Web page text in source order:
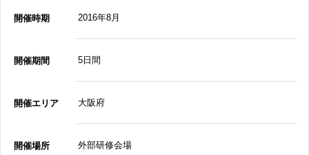
開催時期 2016年8月
開催期間 5日間
開催エリア 大阪府
開催場所 外部研修会場